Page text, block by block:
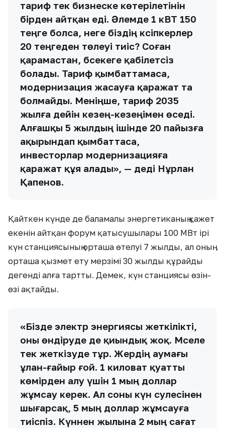
тариф тек бизнеске көтерілетінін
бірден айтқан еді. Әлемде 1 кВТ 150
теңге болса, неге біздің кәсіпкерлер
20 теңгеден төлеуі тиіс? Соған
қарамастан, бәсекеге қабілетсіз
болады. Тариф қымбаттамаса,
модернизация жасауға қаражат та
болмайды. Меніңше, тариф 2035
жылға дейін кезең-кезеңімен өседі.
Алғашқы 5 жылдың ішінде 20 пайызға
ақырындап қымбаттаса,
инвесторлар модернизацияға
қаражат құя алады», — деді Нұрлан
Қапенов.
Қайткен күнде де баламалы энергетиканың қажет
екенін айтқан форум қатысушылары 100 МВт ірі
күн станциясының орташа өтелуі 7 жылды, ал оның
орташа қызмет ету мерзімі 30 жылды құрайды
дегенді алға тартты. Демек, күн станциясы өзін-
өзі ақтайды.
«Бізде электр энергиясы жеткілікті,
оны өндіруде де қиындық жоқ. Мәселе
тек жеткізуде тұр. Жердің аумағы
ұлан-ғайыр ғой. 1 киловат қуатты
көмірден алу үшін 1 мың доллар
жұмсау керек. Ал соны күн сәулесінен
шығарсақ, 5 мың доллар жұмсауға
тиіспіз. Күннен жылына 2 мың сағат